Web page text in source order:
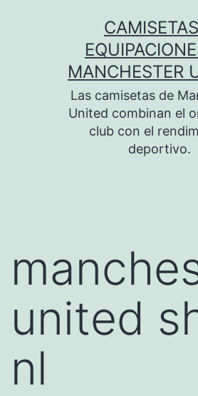
MANCHESTER
Las camisetas de
United combinan el
club con el
deportivo.
united
nl